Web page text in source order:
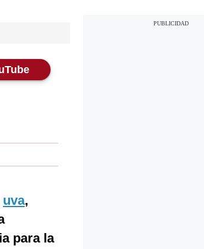
uva,
para la